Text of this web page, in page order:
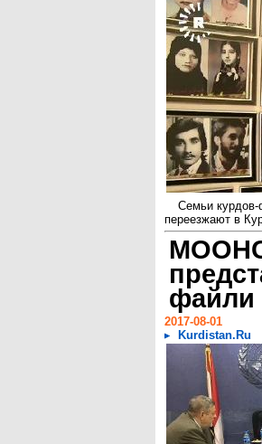
Семьи
переезжают в
файли
2017-08-01
Kurdistan.Ru